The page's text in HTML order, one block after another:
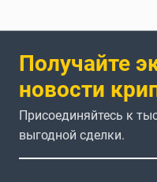
Получайте
новости
Присоединяйтесь к
выгодной сделки.